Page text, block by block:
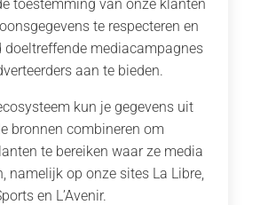
toestemming van onze klanten
te respecteren en
doeltreffende mediacampagnes
aan te bieden.
kun je gegevens uit
bronnen combineren om
te bereiken waar ze media
namelijk op onze sites La Libre,
en L’Avenir.